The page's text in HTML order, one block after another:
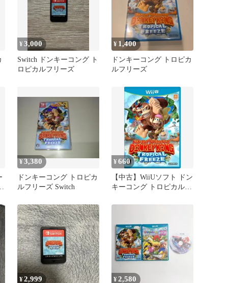
¥3,000
Switch ドンキーコング ト
ロピカルフリーズ
¥ 1,400
ドンキーコング トロピカ
ルフリーズ
¥3,380
ドンキーコング トロピカ
ルフリーズ Switch
¥660
【中古】WiiUソフト ドン
キーコング トロピカルフ
¥2,999 ¥2,580